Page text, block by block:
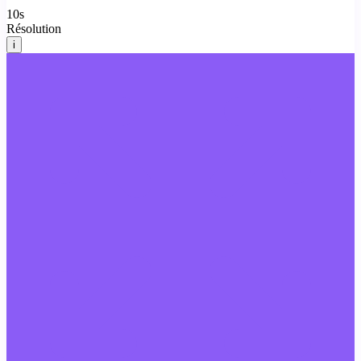
10s
Résolution
i